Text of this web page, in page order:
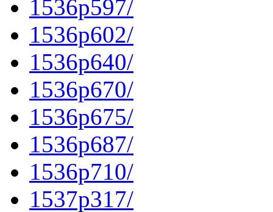
1536p597/
1536p602/
1536p640/
1536p670/
1536p675/
1536p687/
1536p710/
1537p317/